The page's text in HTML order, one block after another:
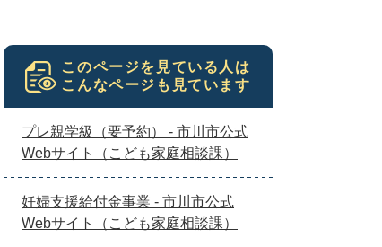
このページを見ている人は
こんなページも見ています
プレ親学級（要予約） - 市川市公式
Webサイト（こども家庭相談課）
妊婦支援給付金事業 - 市川市公式
Webサイト（こども家庭相談課）